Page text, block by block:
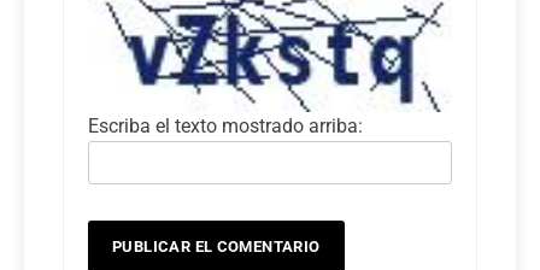
Escriba el texto mostrado arriba: